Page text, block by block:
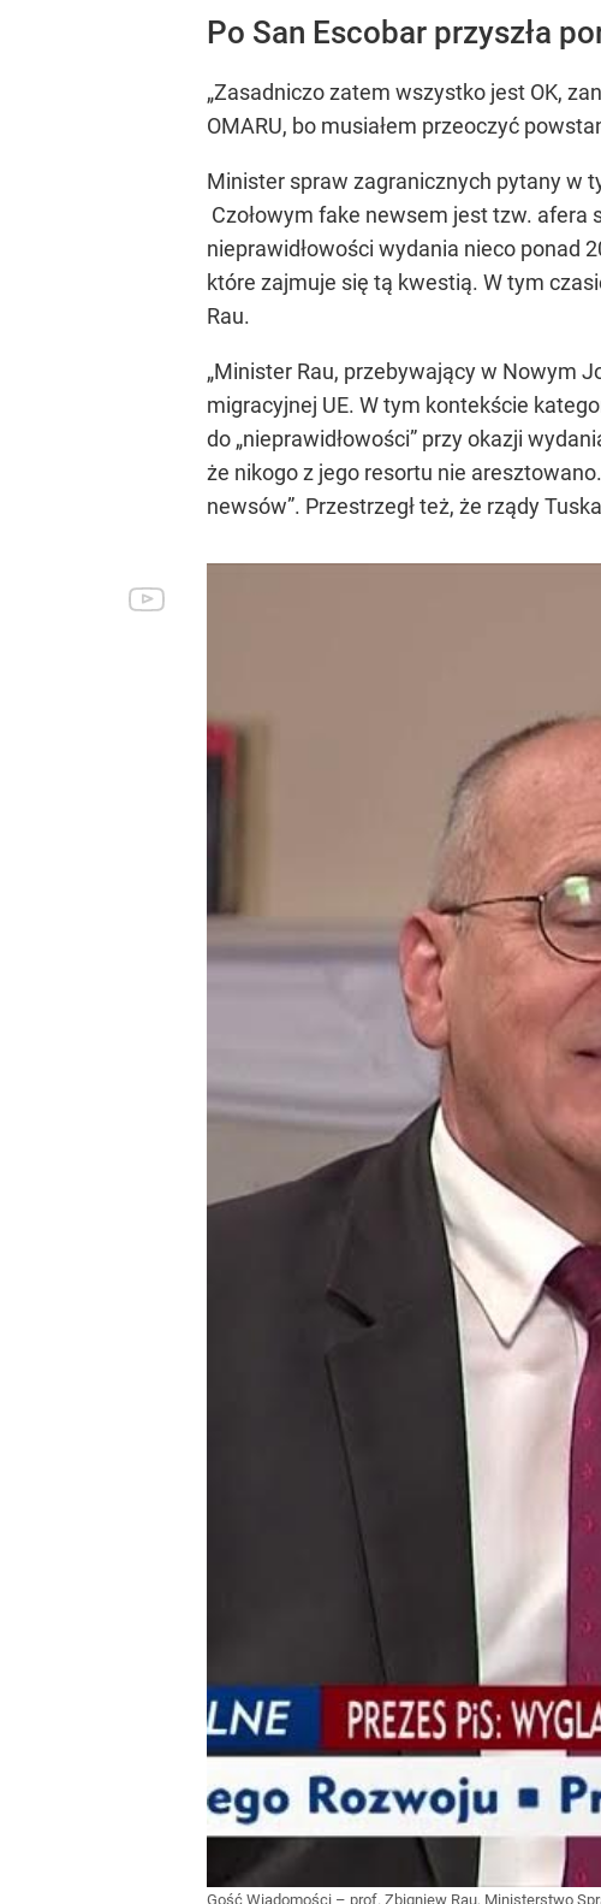
Po San Escobar przyszła
„Zasadniczo zatem wszystko jest OK,
OMARU, bo musiałem przeoczyć
Minister spraw zagranicznych pytany w
Czołowym fake newsem jest tzw. afera
nieprawidłowości wydania nieco ponad
które zajmuje się tą kwestią. W tym
Rau.
„Minister Rau, przebywający w Nowym
migracyjnej UE. W tym kontekście
do „nieprawidłowości” przy okazji
że nikogo z jego resortu nie
newsów”. Przestrzegł też, że rządy
Gość Wiadomości – prof. Zbigniew Rau, Ministerstwo